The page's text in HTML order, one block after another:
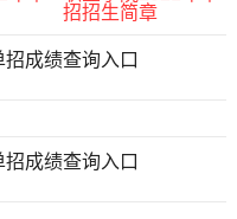
成绩查询入口
成绩查询入口